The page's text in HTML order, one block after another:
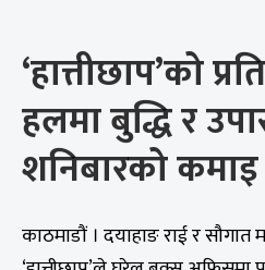
‘हात्तीछाप’को
हलमा बुद्धि र
शनिबारको
काठमाडौं । दयाहाङ राई र सौगात